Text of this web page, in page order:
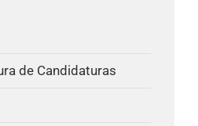
de Candidaturas